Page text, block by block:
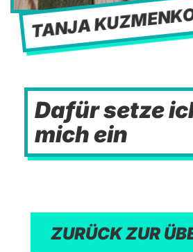
TANJA
Dafür setze
mich ein
ZURÜCK ZUR